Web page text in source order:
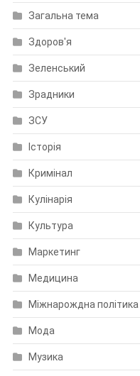
Загальна тема
Здоров'я
Зеленський
Зрадники
ЗСУ
Історія
Кримінал
Кулінарія
Культура
Маркетинг
Медицина
Міжнарождна політика
Мода
Музика